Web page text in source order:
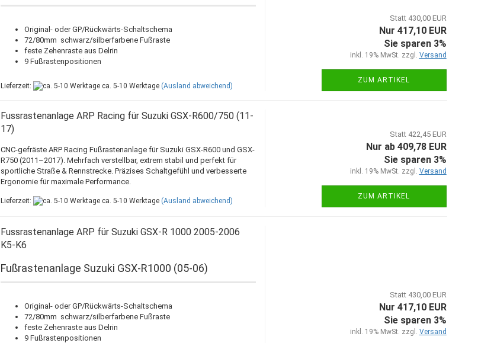
Original- oder GP/Rückwärts-Schaltschema
72/80mm schwarz/silberfarbene Fußraste
feste Zehenraste aus Delrin
9 Fußrastenpositionen
Lieferzeit: ca. 5-10 Werktage (Ausland abweichend)
Statt 430,00 EUR
Nur 417,10 EUR
Sie sparen 3%
inkl. 19% MwSt. zzgl. Versand
ZUM ARTIKEL
Fussrastenanlage ARP Racing für Suzuki GSX-R600/750 (11-
17)
CNC-gefräste ARP Racing Fußrastenanlage für Suzuki GSX-R600 und GSX-
R750 (2011–2017). Mehrfach verstellbar, extrem stabil und perfekt für
sportliche Straße & Rennstrecke. Präzises Schaltgefühl und verbesserte
Ergonomie für maximale Performance.
Lieferzeit: ca. 5-10 Werktage (Ausland abweichend)
Statt 422,45 EUR
Nur ab 409,78 EUR
Sie sparen 3%
inkl. 19% MwSt. zzgl. Versand
ZUM ARTIKEL
Fussrastenanlage ARP für Suzuki GSX-R 1000 2005-2006
K5-K6
Fußrastenanlage Suzuki GSX-R1000 (05-06)
Original- oder GP/Rückwärts-Schaltschema
72/80mm schwarz/silberfarbene Fußraste
feste Zehenraste aus Delrin
9 Fußrastenpositionen
Statt 430,00 EUR
Nur 417,10 EUR
Sie sparen 3%
inkl. 19% MwSt. zzgl. Versand